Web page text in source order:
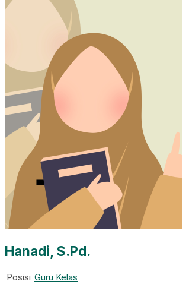
Hanadi, S.Pd.
Posisi Guru Kelas